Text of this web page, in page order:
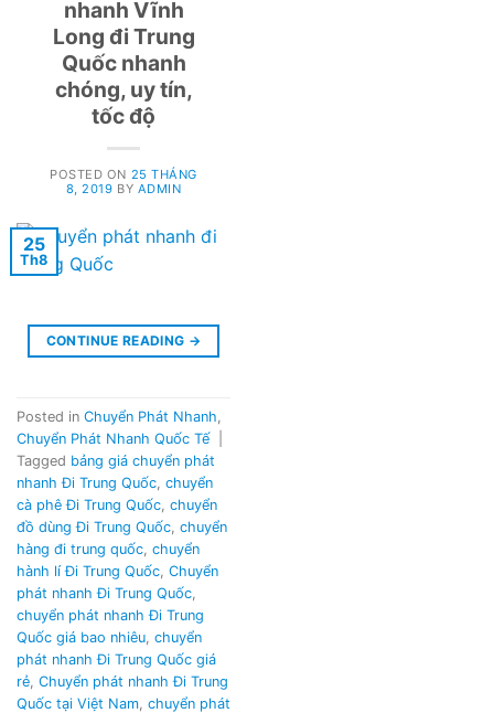
nhanh Vĩnh
Long đi Trung
Quốc nhanh
chóng, uy tín,
tốc độ
POSTED ON 25 THÁNG
8, 2019 BY ADMIN
25
Th8
CONTINUE READING →
Posted in Chuyển Phát Nhanh
Chuyển Phát Nhanh Quốc Tế
Tagged bảng giá chuyển phát
nhanh Đi Trung Quốc chuyển
cà phê Đi Trung Quốc chuyển
đồ dùng Đi Trung Quốc chuyển
hàng đi trung quốc chuyển
hành lí Đi Trung Quốc Chuyển
phát nhanh Đi Trung Quốc
chuyển phát nhanh Đi Trung
Quốc giá bao nhiêu chuyển
phát nhanh Đi Trung Quốc giá
rẻ Chuyển phát nhanh Đi Trung
Quốc tại Việt Nam chuyển phát